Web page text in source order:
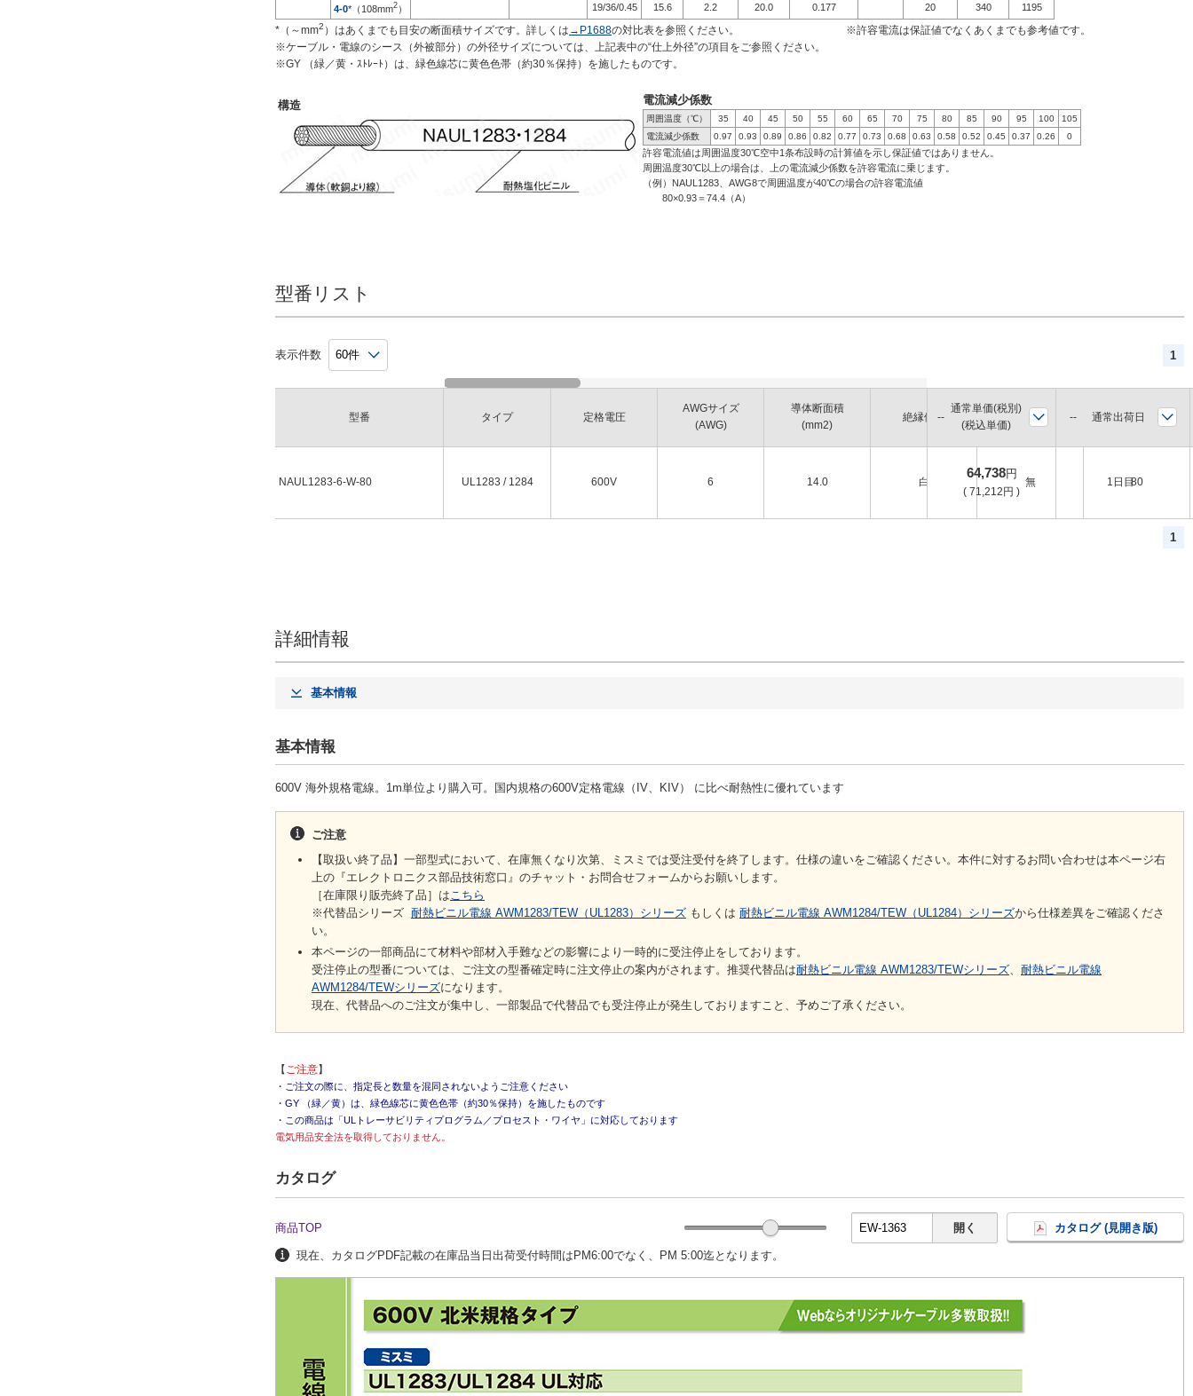
4-0*（108mm2 ） 19/36/0.45 15.6 2.2 20.0 0.177 20 340 1195
*（～mm2 ）はあくまでも目安の断面積サイズです。詳しくは →P1688の対比表を参照ください。 ※許容電流は保証値でなくあくまでも参考値です。
※ケーブル・電線のシース（外被部分）の外径サイズについては、上記表中の“仕上外径”の項目をご参照ください。
※GY （緑／黄・ｽﾄﾚｰﾄ）は、緑色線芯に黄色色帯（約30％保持）を施したものです。
構造 電流減少係数
周囲温度（℃） 35 40 45 50 55 60 65 70 75 80 85 90 95 100
105
電流減少係数
0.97 0.93 0.89 0.86 0.82 0.77 0.73 0.68 0.63 0.58 0.52 0.45 0.37 0.26 0
許容電流値は周囲温度30℃空中1条布設時の計算値を示し保証値ではありません。
周囲温度30℃以上の場合は、上の電流減少係数を許容電流に乗じます。
（例）NAUL1283、AWG8で周囲温度が40℃の場合の許容電流値
80×0.93＝74.4（A）
型番リスト
表示件数 1
型番
NAUL1283-6-W-80
タイプ 定格電圧
AWGサイズ
(AWG)
導体断面積
(mm2)
絶縁体色
ボビン（リール）
巻
(m)
UL1283 / 1284 600V 6 14.0 白 無 80
通常単価(税別)
(税込単価)
通常出荷日
64,738円
( 71,212 円 )
1日目
1
詳細情報
基本情報
基本情報
600V 海外規格電線。1m単位より購入可。国内規格の600V定格電線（IV、KIV） に比べ耐熱性に優れています
ご注意
【取扱い終了品】一部型式において、在庫無くなり次第、ミスミでは受注受付を終了します。仕様の違いをご確認ください。本件に対するお問い合わせは本ページ右
上の『エレクトロニクス部品技術窓口』のチャット・お問合せフォームからお願いします。
［在庫限り販売終了品］はこちら
※代替品シリーズ 耐熱ビニル電線 AWM1283/TEW（UL1283）シリーズ もしくは 耐熱ビニル電線 AWM1284/TEW（UL1284）シリーズから仕様差異をご確認くださ
い。
本ページの一部商品にて材料や部材入手難などの影響により一時的に受注停止をしております。
受注停止の型番については、ご注文の型番確定時に注文停止の案内がされます。推奨代替品は耐熱ビニル電線 AWM1283/TEWシリーズ、 耐熱ビニル電線
AWM1284/TEWシリーズになります。
現在、代替品へのご注文が集中し、一部製品で代替品でも受注停止が発生しておりますこと、予めご了承ください。
【 ご注意】
・ご注文の際に、指定長と数量を混同されないようご注意ください
・GY （緑／黄）は、緑色線芯に黄色色帯（約30％保持）を施したものです
・この商品は「ULトレーサビリティプログラム／プロセスト・ワイヤ」に対応しております
電気用品安全法を取得しておりません。
カタログ
商品TOP 開く カタログ (見開き版)
現在、カタログPDF記載の在庫品当日出荷受付時間はPM6:00でなく、PM 5:00迄となります。